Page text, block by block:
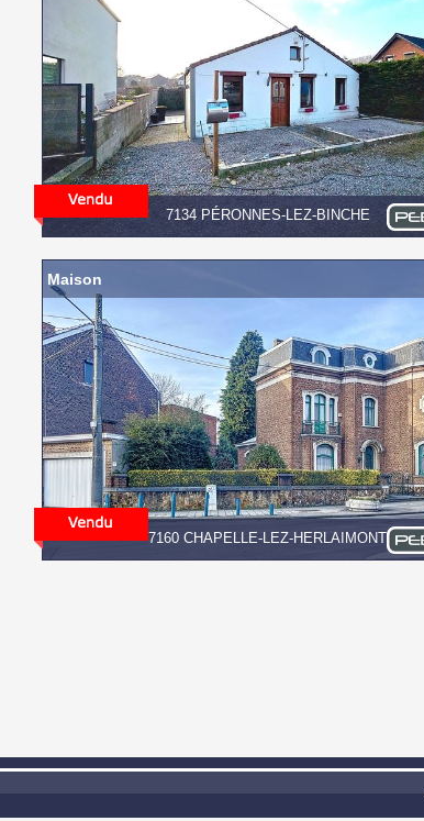
7134 PÉRONNES-LEZ-BINCHE
7160 CHAPELLE-LEZ-HERLAIMONT
Maison